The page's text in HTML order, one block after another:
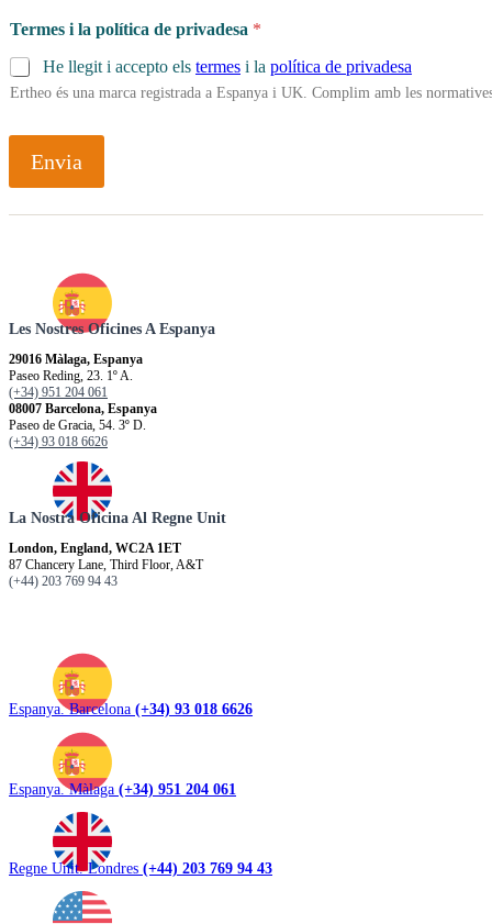
Termes i la política de privadesa *
He llegit i accepto els termes i la política de privadesa
Ertheo és una marca registrada a Espanya i UK. Complim amb les
Envia
Les Nostres Oficines A Espanya
29016 Màlaga, Espanya
Paseo Reding, 23. 1º A.
(+34) 951 204 061
08007 Barcelona, Espanya
Paseo de Gracia, 54. 3º D.
(+34) 93 018 6626
La Nostra Oficina Al Regne Unit
London, England, WC2A 1ET
87 Chancery Lane, Third Floor, A&T
(+44) 203 769 94 43
Espanya. Barcelona (+34) 93 018 6626
Espanya. Màlaga (+34) 951 204 061
Regne Unit. Londres (+44) 203 769 94 43